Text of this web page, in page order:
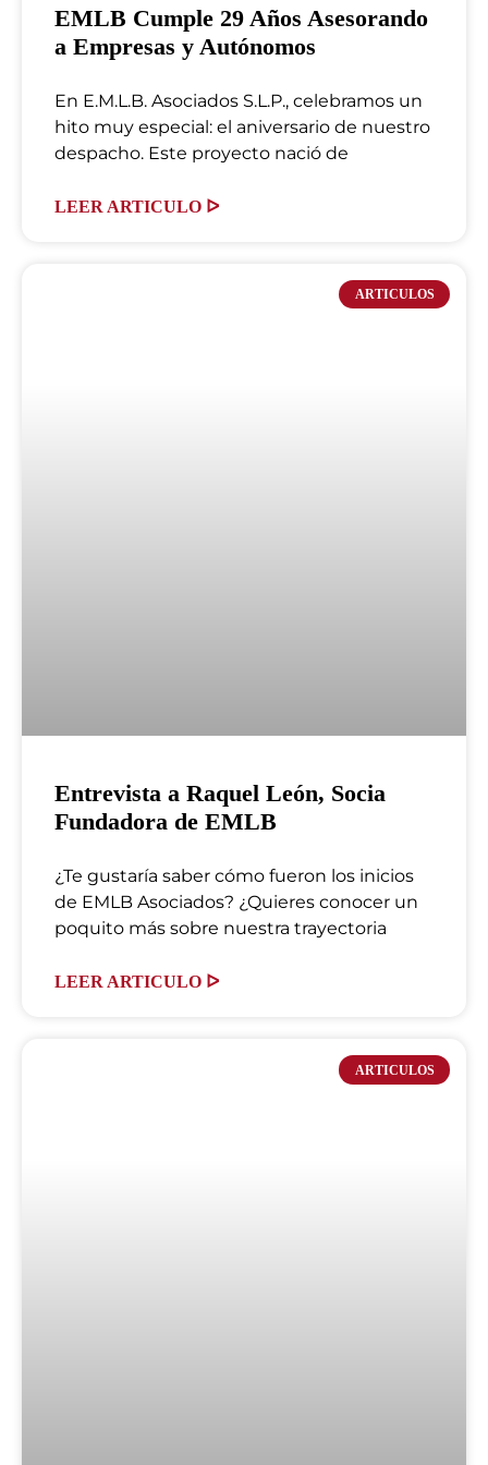
EMLB Cumple 29 Años Asesorando
a Empresas y Autónomos
En E.M.L.B. Asociados S.L.P., celebramos un
hito muy especial: el aniversario de nuestro
despacho. Este proyecto nació de
LEER ARTICULO ᐅ
ARTICULOS
Entrevista a Raquel León, Socia
Fundadora de EMLB
¿Te gustaría saber cómo fueron los inicios
de EMLB Asociados? ¿Quieres conocer un
poquito más sobre nuestra trayectoria
LEER ARTICULO ᐅ
ARTICULOS